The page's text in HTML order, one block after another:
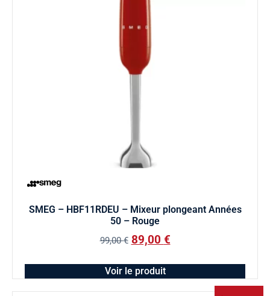
SMEG – HBF11RDEU – Mixeur plongeant Années
50 – Rouge
99,00€ 89,00 €
Voir le produit